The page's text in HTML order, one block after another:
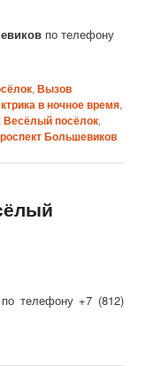
по телефону
,Вызов
в ночное время,
Весёлый посёлок,
Большевиков
телефону +7 (812)